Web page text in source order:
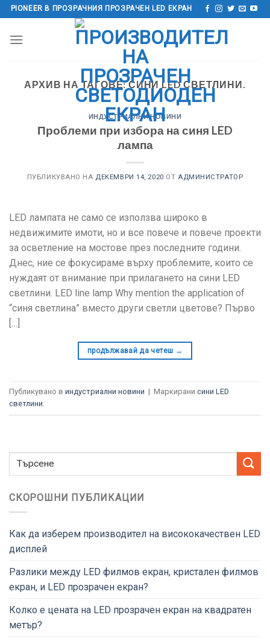
Преминете
към
съдържанието
PIONEER В ПРОЗРАЧНИЯ ПРОЗРАЧЕН LED ЕКРАН
АРХИВ НА ТАГОВЕ:СИНИ LED СВЕТЛИНИ.
СКОРОШНИ ПУБЛИКАЦИИ
Как да изберем производител на висококачествен LED
дисплей
Разлики между LED филмов екран, кристален филмов
екран, и LED прозрачен екран?
Колко е цената на LED прозрачен екран на квадратен
метър?
ИНДУСТРИАЛНИ НОВИНИ
Проблеми при избора на синя LED
лампа
ПУБЛИКУВАНО НА ДЕКЕМВРИ 14, 2020 ОТ АДМИНИСТРАТОР
LED лампата не само се използва широко в
недвижимите имоти, но и все повече и повече проекти
за осветление на мостове през последните години.
Днес, ние се фокусираме върху проблемите, които се
нуждаят от внимание при прилагането на сини LED
светлини. LED line lamp Why mention the application of
“синя светлина” вместо други светли цветове? Първо
[…]
продължавай да четеш →
Публикувано в индустриални новини | Маркирани сини LED
светлини.